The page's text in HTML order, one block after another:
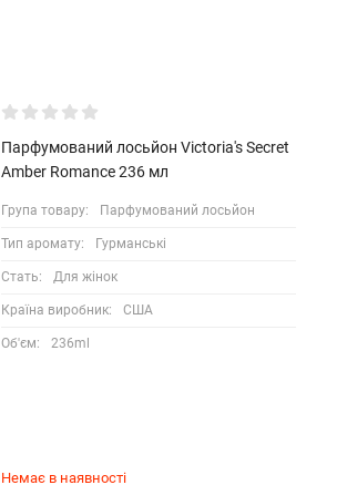
Парфумований лосьйон Victoria's Secret
Amber Romance 236 мл
Група товару: Парфумований лосьйон
Тип аромату: Гурманські
Стать: Для жінок
Країна виробник: США
Об'єм: 236ml
Немає в наявності